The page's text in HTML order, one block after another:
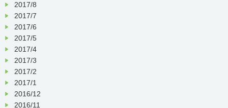
2017/8
2017/7
2017/6
2017/5
2017/4
2017/3
2017/2
2017/1
2016/12
2016/11